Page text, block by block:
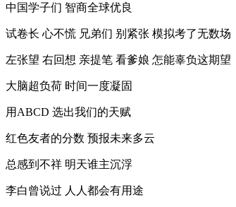
中国学子们 智商全球优良
试卷长 心不慌 兄弟们 别紧张 模拟考了无数场
左张望 右回想 亲提笔 看爹娘 怎能辜负这期望
大脑超负荷 时间一度凝固
用ABCD 选出我们的天赋
红色友者的分数 预报未来多云
总感到不祥 明天谁主沉浮
李白曾说过 人人都会有用途